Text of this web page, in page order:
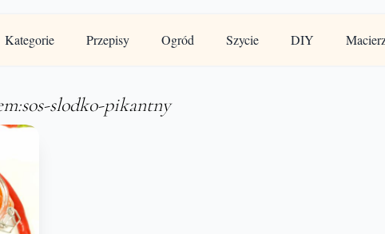
Kategorie Przepisy Ogród Szycie DIY
slodko-pikantny